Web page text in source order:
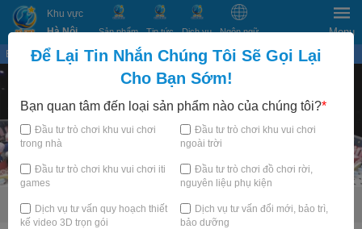
Khu vực
Hà Nội
Sản phẩm Tin tức Dịch vụ Ngôn ngữ Menu
Bạn đang xem tại
Để Lại Tin Nhắn Chúng Tôi Sẽ Gọi Lại
Cho Bạn Sớm!
Bạn quan tâm đến loại sản phẩm nào của chúng tôi?*
Đầu tư trò chơi khu vui chơi
trong nhà
Đầu tư trò chơi khu vui chơi
ngoài trời
Đầu tư trò chơi khu vui chơi iti
games
Đầu tư trò chơi đồ chơi rời,
nguyên liệu phụ kiện
Dịch vụ tư vấn quy hoạch thiết
kế video 3D trọn gói
Dịch vụ tư vấn đổi mới, bảo trì,
bảo dưỡng